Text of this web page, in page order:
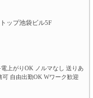
ップ池袋ビル5F
上がりOK ノルマなし 送りあ
可 自由出勤OK Wワーク歓迎